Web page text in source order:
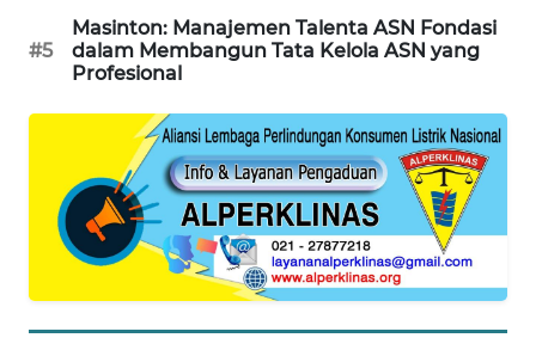
#5
Masinton: Manajemen Talenta ASN Fondasi
dalam Membangun Tata Kelola ASN yang
Profesional